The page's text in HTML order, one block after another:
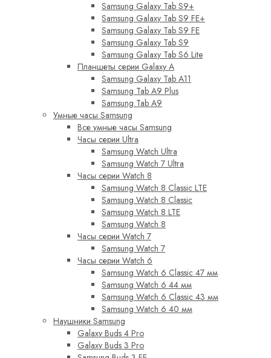
Samsung Galaxy Tab S9+
Samsung Galaxy Tab S9 FE+
Samsung Galaxy Tab S9 FE
Samsung Galaxy Tab S9
Samsung Galaxy Tab S6 Lite
Планшеты серии Galaxy A
Samsung Galaxy Tab A11
Samsung Tab A9 Plus
Samsung Tab A9
Умные часы Samsung
Все умные часы Samsung
Часы серии Ultra
Samsung Watch Ultra
Samsung Watch 7 Ultra
Часы серии Watch 8
Samsung Watch 8 Classic LTE
Samsung Watch 8 Classic
Samsung Watch 8 LTE
Samsung Watch 8
Часы серии Watch 7
Samsung Watch 7
Часы серии Watch 6
Samsung Watch 6 Classic 47 мм
Samsung Watch 6 44 мм
Samsung Watch 6 Classic 43 мм
Samsung Watch 6 40 мм
Наушники Samsung
Galaxy Buds 4 Pro
Galaxy Buds 3 Pro